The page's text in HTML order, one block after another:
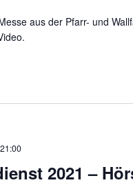
aus der Pfarr- und
21:00
2021 –